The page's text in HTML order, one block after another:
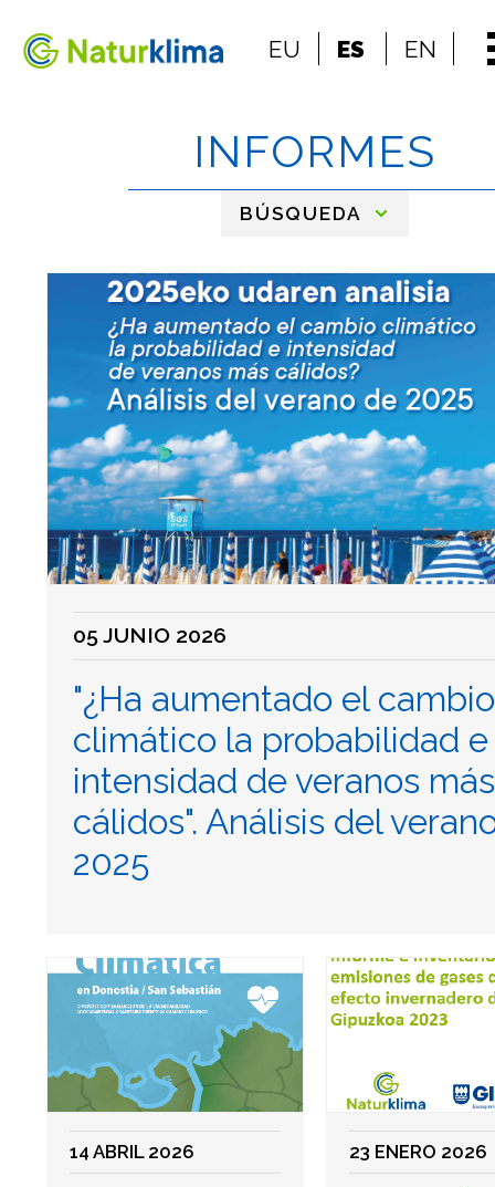
Ir a los contenidos
EU ES EN
INFORMES
BÚSQUEDA
05 JUNIO 2026
"¿Ha aumentado el cambio
climático la probabilidad e
intensidad de veranos más
cálidos". Análisis del
2025
14 ABRIL 2026 23 ENERO 2026